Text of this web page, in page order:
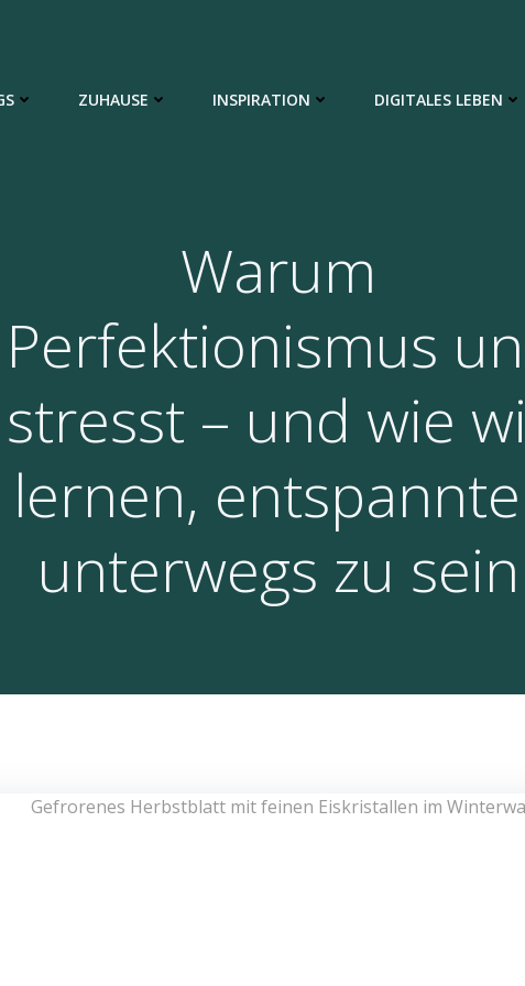
ZUHAUSE INSPIRATION DIGITALES LEBEN
Warum
Perfektionismus
stresst – und wie
lernen,
unterwegs zu sein